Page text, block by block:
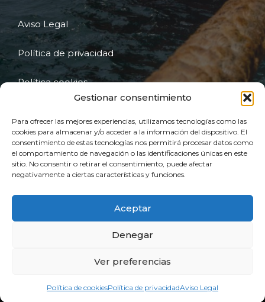
Gestionar consentimiento
Para ofrecer las mejores experiencias, utilizamos tecnologías como las
cookies para almacenar y/o acceder a la información del dispositivo. El
consentimiento de estas tecnologías nos permitirá procesar datos como
el comportamiento de navegación o las identificaciones únicas en este
sitio. No consentir o retirar el consentimiento, puede afectar
negativamente a ciertas características y funciones.
Aceptar
Denegar
Ver preferencias
Política de cookiesPolítica de privacidadAviso Legal
Aviso Legal
Política de privacidad
Política cookies
Mapa de sitio
Financiación Kit digital
English
© 2026 Marine Services Rov